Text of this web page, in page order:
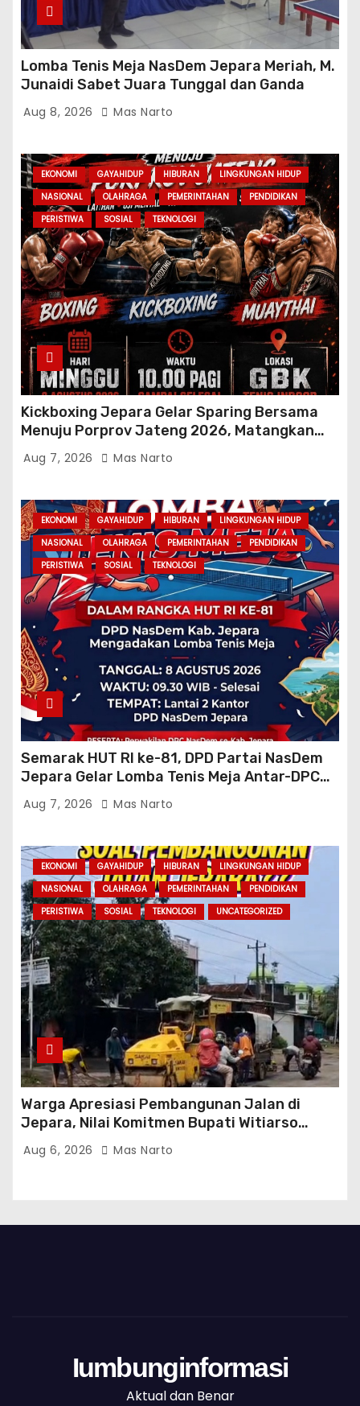
Lomba Tenis Meja NasDem Jepara Meriah, M.
Junaidi Sabet Juara Tunggal dan Ganda
Aug 8, 2026 Mas Narto
EKONOMI GAYAHIDUP HIBURAN
LINGKUNGAN HIDUP
NASIONAL
OLAHRAGA PEMERINTAHAN
PENDIDIKAN
PERISTIWA
SOSIAL TEKNOLOGI
Kickboxing Jepara Gelar Sparing Bersama
Menuju Porprov Jateng 2026, Matangkan
Fisik dan Teknik Atlet
Aug 7, 2026 Mas Narto
EKONOMI GAYAHIDUP HIBURAN
LINGKUNGAN HIDUP
NASIONAL
OLAHRAGA PEMERINTAHAN
PENDIDIKAN
PERISTIWA
SOSIAL TEKNOLOGI
Semarak HUT RI ke-81, DPD Partai NasDem
Jepara Gelar Lomba Tenis Meja Antar-DPC
Se-Kabupaten
Aug 7, 2026 Mas Narto
EKONOMI GAYAHIDUP HIBURAN
LINGKUNGAN HIDUP
NASIONAL
OLAHRAGA PEMERINTAHAN
PENDIDIKAN
PERISTIWA
SOSIAL TEKNOLOGI UNCATEGORIZED
Warga Apresiasi Pembangunan Jalan di
Jepara, Nilai Komitmen Bupati Witiarso
Tingkatkan Infrastruktur dan Perekonomian
Aug 6, 2026 Mas Narto
Iumbunginformasi
Aktual dan Benar